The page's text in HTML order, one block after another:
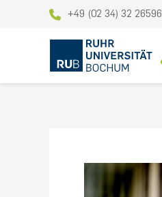
+49 (02 34) 32 26596
𝐆𝐫𝐨ß𝐚𝐫𝐭𝐢𝐠𝐞
𝐍𝐞𝐮𝐢𝐠𝐤𝐞𝐢𝐭𝐞𝐧